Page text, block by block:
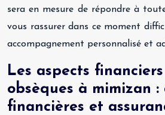
sera en mesure de répondre à
vous rassurer dans ce moment
accompagnement personnalisé et
Les aspects
obsèques à mimizan :
financières et